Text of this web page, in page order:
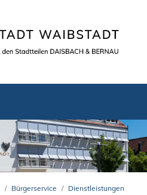
Bürgerservice
Dienstleistungen